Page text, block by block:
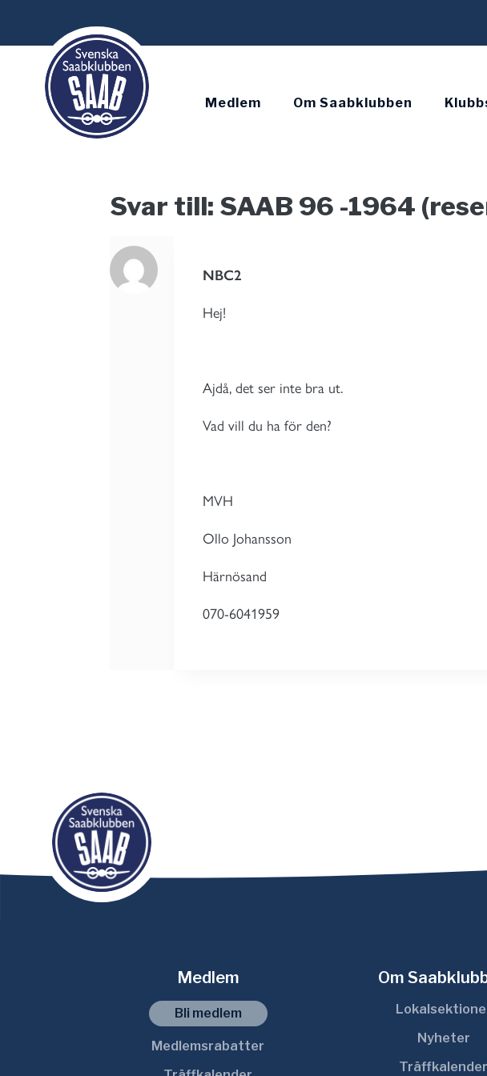
Medlem Om Saabklubben
Svar till: SAAB 96 -1964
NBC2
Hej!
Ajdå, det ser inte bra ut.
Vad vill du ha för den?
MVH
Ollo Johansson
Härnösand
070-6041959
Medlem
Bli medlem
Medlemsrabatter
Om
Nyheter
Träffkalender